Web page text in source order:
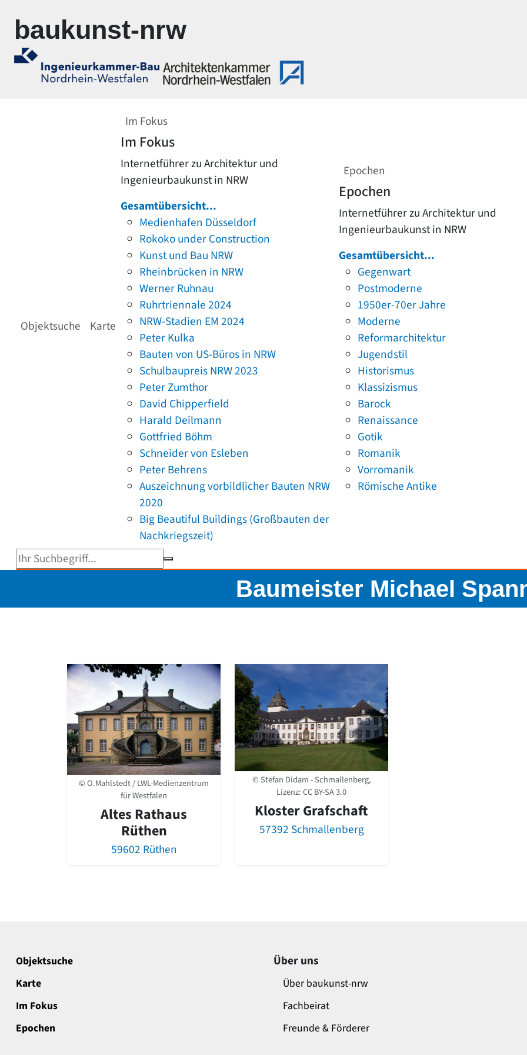
baukunst-nrw
Objektsuche Karte
Im Fokus
Im Fokus
Internetführer zu Architektur und
Ingenieurbaukunst in NRW
Gesamtübersicht...
Medienhafen Düsseldorf
Rokoko under Construction
Kunst und Bau NRW
Rheinbrücken in NRW
Werner Ruhnau
Ruhrtriennale 2024
NRW-Stadien EM 2024
Peter Kulka
Bauten von US-Büros in NRW
Schulbaupreis NRW 2023
Peter Zumthor
David Chipperfield
Harald Deilmann
Gottfried Böhm
Schneider von Esleben
Peter Behrens
Auszeichnung vorbildlicher Bauten NRW
2020
Big Beautiful Buildings (Großbauten der
Nachkriegszeit)
Epochen
Epochen
Internetführer zu Architektur und
Ingenieurbaukunst in NRW
Gesamtübersicht...
Gegenwart
Postmoderne
1950er-70er Jahre
Moderne
Reformarchitektur
Jugendstil
Historismus
Klassizismus
Barock
Renaissance
Gotik
Romanik
Vorromanik
Römische Antike
Suchbegriff eingeben
Baumeister Michael
© O.Mahlstedt / LWL-Medienzentrum
für Westfalen
Altes Rathaus
Rüthen
59602 Rüthen
© Stefan Didam - Schmallenberg,
Lizenz:CC BY-SA 3.0
Kloster Grafschaft
57392 Schmallenberg
Objektsuche
Karte
Im Fokus
Epochen
Über uns
Über baukunst-nrw
Fachbeirat
Freunde & Förderer